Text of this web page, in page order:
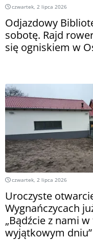
czwartek, 2 lipca 2026
Odjazdowy
sobotę. Rajd
się ogniskiem w
czwartek, 2 lipca 2026
Uroczyste
Wygnańczycach
„Bądźcie z nami
wyjątkowym dniu”